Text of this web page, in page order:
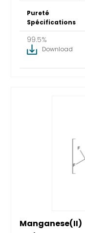
Pureté
Spécifications
99.5%
Download
Manganese(II)